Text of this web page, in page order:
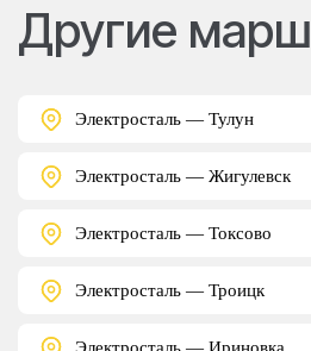
Другие
Электросталь — Тулун
Электросталь — Жигулевск
Электросталь — Токсово
Электросталь — Троицк
Электросталь — Ириновка